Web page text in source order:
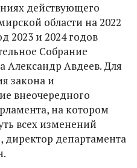
действующего
области на 2022
2023 и 2024 годов
Собрание
Александр Авдеев. Для
закона и
внеочередного
на котором
всех изменений
директор департамента